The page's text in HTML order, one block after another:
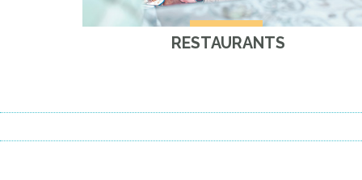
RESTAURANTS